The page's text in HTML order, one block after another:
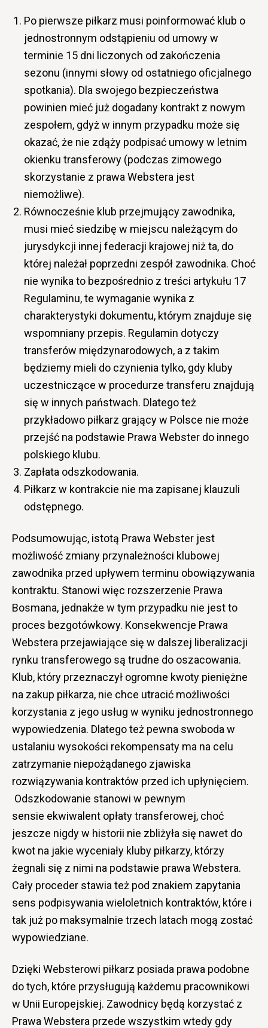
Po pierwsze piłkarz musi poinformować klub o
jednostronnym odstąpieniu od umowy w
terminie 15 dni liczonych od zakończenia
sezonu (innymi słowy od ostatniego oficjalnego
spotkania). Dla swojego bezpieczeństwa
powinien mieć już dogadany kontrakt z nowym
zespołem, gdyż w innym przypadku może się
okazać, że nie zdąży podpisać umowy w letnim
okienku transferowy (podczas zimowego
skorzystanie z prawa Webstera jest
niemożliwe).
Równocześnie klub przejmujący zawodnika,
musi mieć siedzibę w miejscu należącym do
jurysdykcji innej federacji krajowej niż ta, do
której należał poprzedni zespół zawodnika. Choć
nie wynika to bezpośrednio z treści artykułu 17
Regulaminu, te wymaganie wynika z
charakterystyki dokumentu, którym znajduje się
wspomniany przepis. Regulamin dotyczy
transferów międzynarodowych, a z takim
będziemy mieli do czynienia tylko, gdy kluby
uczestniczące w procedurze transferu znajdują
się w innych państwach. Dlatego też
przykładowo piłkarz grający w Polsce nie może
przejść na podstawie Prawa Webster do innego
polskiego klubu.
Zapłata odszkodowania.
Piłkarz w kontrakcie nie ma zapisanej klauzuli
odstępnego.
Podsumowując, istotą Prawa Webster jest
możliwość zmiany przynależności klubowej
zawodnika przed upływem terminu obowiązywania
kontraktu. Stanowi więc rozszerzenie Prawa
Bosmana, jednakże w tym przypadku nie jest to
proces bezgotówkowy. Konsekwencje Prawa
Webstera przejawiające się w dalszej liberalizacji
rynku transferowego są trudne do oszacowania.
Klub, który przeznaczył ogromne kwoty pieniężne
na zakup piłkarza, nie chce utracić możliwości
korzystania z jego usług w wyniku jednostronnego
wypowiedzenia. Dlatego też pewna swoboda w
ustalaniu wysokości rekompensaty ma na celu
zatrzymanie niepożądanego zjawiska
rozwiązywania kontraktów przed ich upłynięciem.
Odszkodowanie stanowi w pewnym
sensie ekwiwalent opłaty transferowej, choć
jeszcze nigdy w historii nie zbliżyła się nawet do
kwot na jakie wyceniały kluby piłkarzy, którzy
żegnali się z nimi na podstawie prawa Webstera.
Cały proceder stawia też pod znakiem zapytania
sens podpisywania wieloletnich kontraktów, które i
tak już po maksymalnie trzech latach mogą zostać
wypowiedziane.
Dzięki Websterowi piłkarz posiada prawa podobne
do tych, które przysługują każdemu pracownikowi
w Unii Europejskiej. Zawodnicy będą korzystać z
Prawa Webstera przede wszystkim wtedy gdy